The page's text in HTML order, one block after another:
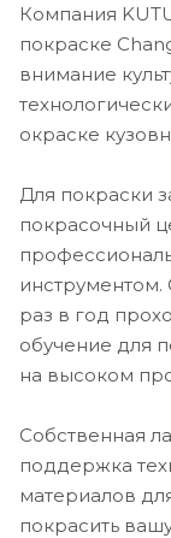
Компания
покраске
внимание
окраске
Для покраски
покрасочный
раз в год
обучение для
на высоком
Собственная
поддержка
материалов
покрасить